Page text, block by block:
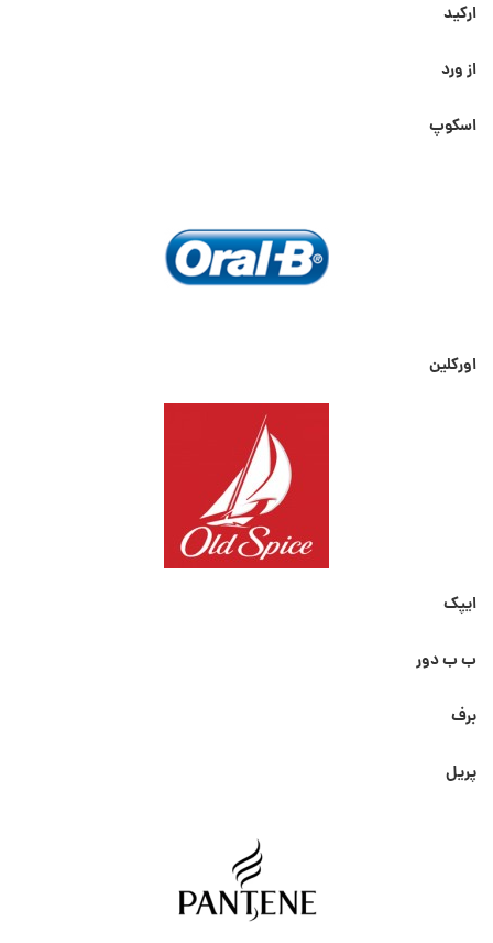
ارکید
از ورد
اسکوپ
اورکلین
ایپک
ب ب دور
برف
پریل